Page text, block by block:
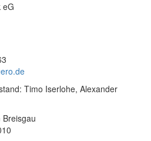
eG
Timo Iserlohe, Alexander